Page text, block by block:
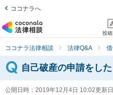
ココナラへ
投
ココナラ法律相談 法律Q&A
自己破産の申請をし
公開日時： 2019年12月4日 10:02更新